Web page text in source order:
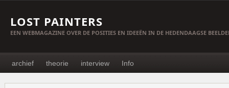
LOST PAINTERS
EEN WEBMAGAZINE OVER DE POSITIES EN IDEEËN IN DE HEDENDAAGSE
archief theorie interview Info